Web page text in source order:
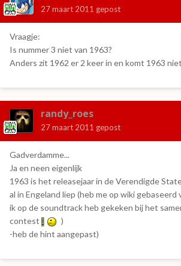
27 maart 2011 gepost
Vraagje:
Is nummer 3 niet van 1963?
Anders zit 1962 er 2 keer in en komt 1963
randy_roes
27 maart 2011 gepost
Gadverdamme...
Ja en neen eigenlijk
1963 is het releasejaar in de Verendigde
al in Engeland liep (heb me op wiki
ik op de soundtrack heb gekeken bij het
contest
)
-heb de hint aangepast)